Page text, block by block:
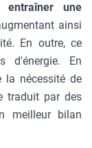
entraîner une
ainsi
En outre, ce
d'énergie. En
la nécessité de
traduit par des
meilleur bilan